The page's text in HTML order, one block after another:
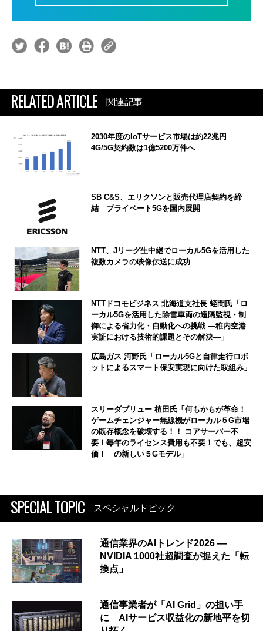
RELATED ARTICLE 関連記事
2030年度のIoTサービス市場は約22兆円
4G/5G契約数は1億5200万件へ
SB C&S、エリクソンと販売代理店契約を締
結 プライベート5Gを国内展開
NTT、Jリーグ生中継でローカル5Gを活用した
複数カメラの映像伝送に成功
NTTドコモビジネス 北海道支社長 蛭間氏「ロ
ーカル5Gを活用した除雪車両の遠隔監視・制
御による省力化・自動化への挑戦 ―稚内空港
実証における技術的課題とその解決―」
広島ガス 河野氏「ローカル5Gと自律走行ロボ
ットによるスマート保安実現に向けた取組み」
スリーダブリュー 植田氏「何もかもが革命！
ゲームチェンジャー無線機がローカル５G市場
の既存概念を破壊する！！ コアサーバー不
要！毎年のライセンス費用も不要！でも、超安
価！ の新しい５Gモデル」
SPECIAL TOPIC スペシャルトピック
通信業界のAIトレンド2026 ―
NVIDIA 1000社超調査が捉えた「転
換点」
通信事業者が「AI Grid」の担い手
に AIサービス収益化の新地平を切